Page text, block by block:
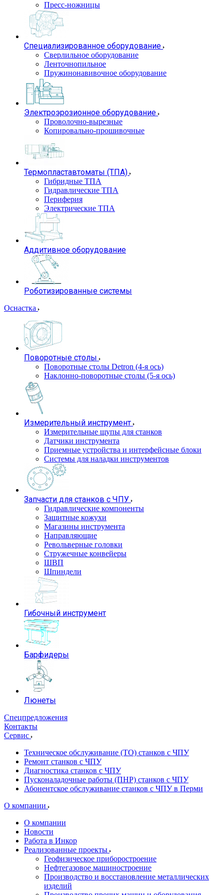
Пресс-ножницы
Специализированное оборудование
Сверлильное оборудование
Ленточнопильное
Пружинонавивочное оборудование
Электроэрозионное оборудование
Проволочно-вырезные
Копировально-прошивочные
Термопластавтоматы (ТПА)
Гибридные ТПА
Гидравлические ТПА
Периферия
Электрические ТПА
Аддитивное оборудование
Роботизированные системы
Оснастка
Поворотные столы
Поворотные столы Detron (4-я ось)
Наклонно-поворотные столы (5-я ось)
Измерительный инструмент
Измерительные щупы для станков
Датчики инструмента
Приемные устройства и интерфейсные блоки
Системы для наладки инструментов
Запчасти для станков с ЧПУ
Гидравлические компоненты
Защитные кожухи
Магазины инструмента
Направляющие
Револьверные головки
Стружечные конвейеры
ШВП
Шпиндели
Гибочный инструмент
Барфидеры
Люнеты
Спецпредложения
Контакты
Сервис
Техническое обслуживание (ТО) станков с ЧПУ
Ремонт станков с ЧПУ
Диагностика станков с ЧПУ
Пусконаладочные работы (ПНР) станков с ЧПУ
Абонентское обслуживание станков с ЧПУ в Перми
О компании
О компании
Новости
Работа в Инкор
Реализованные проекты
Геофизическое приборостроение
Нефтегазовое машиностроение
Производство и восстановление металлических
изделий